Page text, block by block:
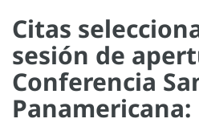
Citas
sesión de
Conferencia
Panamericana: